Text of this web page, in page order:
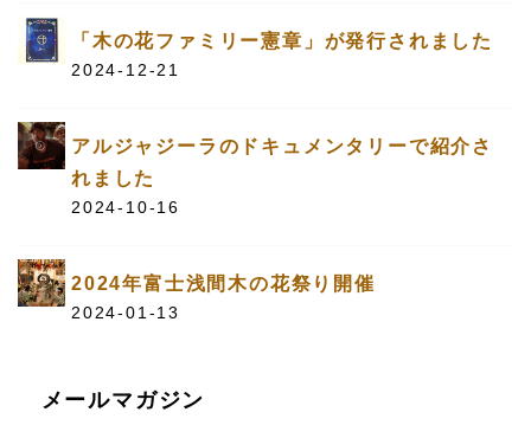
「木の花ファミリー憲章」が発行されました
2024-12-21
アルジャジーラのドキュメンタリーで紹介さ
れました
2024-10-16
2024年富士浅間木の花祭り開催
2024-01-13
メールマガジン